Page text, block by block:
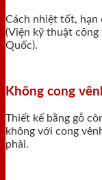
Cách nhiệt tốt, hạn
(Viện kỹ thuật công
Quốc).
Không cong
Thiết kế bằng gỗ
không với cong
phải.